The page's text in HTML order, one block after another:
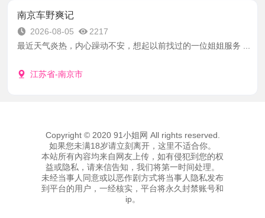
南京车野爽记
2026-08-05
2217
最近天气炎热，内心躁动不安，想起以前找过的一位姐姐服务 ...
江苏省-南京市
Copyright © 2020 91小姐网 All rights reserved.
如果您未满18岁请立刻离开，这里不适合你。
本站所有內容均来自网友上传，如有侵犯到您的权
益或隐私，请来信告知，我们将第一时间处理。
未经当事人同意或以恶作剧方式将当事人隐私发布
到平台的用户，一经核实，平台将永久封禁账号和
ip。